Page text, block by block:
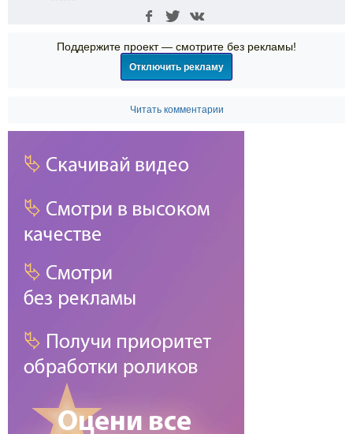
Поддержите проект — смотрите без рекламы!
Отключить рекламу
Читать комментарии